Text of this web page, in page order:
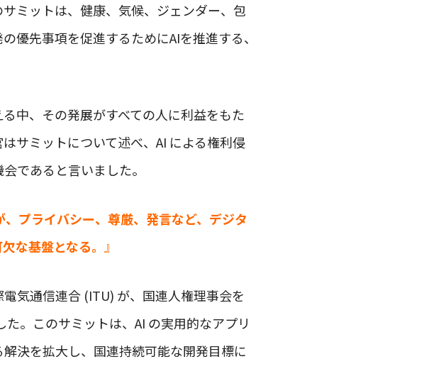
ミットは、健康、気候、ジェンダー、包
優先事項を促進するためにAIを推進する、
中、その発展がすべての人に利益をもた
サミットについて述べ、AI による権利侵
であると言いました。
プライバシー、尊厳、発言など、デジタ
な基盤となる。 』
気通信連合 (ITU) が、国連人権理事会を
。このサミットは、AI の実用的なアプリ
決を拡大し、国連持続可能な開発目標に